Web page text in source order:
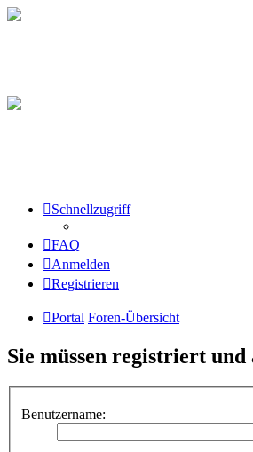
Schnellzugriff
FAQ
Anmelden
Registrieren
Portal Foren-Übersicht
Sie müssen registriert und
Benutzername: